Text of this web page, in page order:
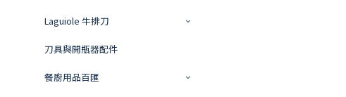
Laguiole 牛排刀
刀具與開瓶器配件
餐廚用品百匯